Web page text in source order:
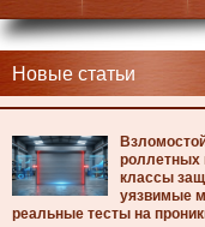
Новые статьи
роллетных
классы
уязвимые
реальные тесты на